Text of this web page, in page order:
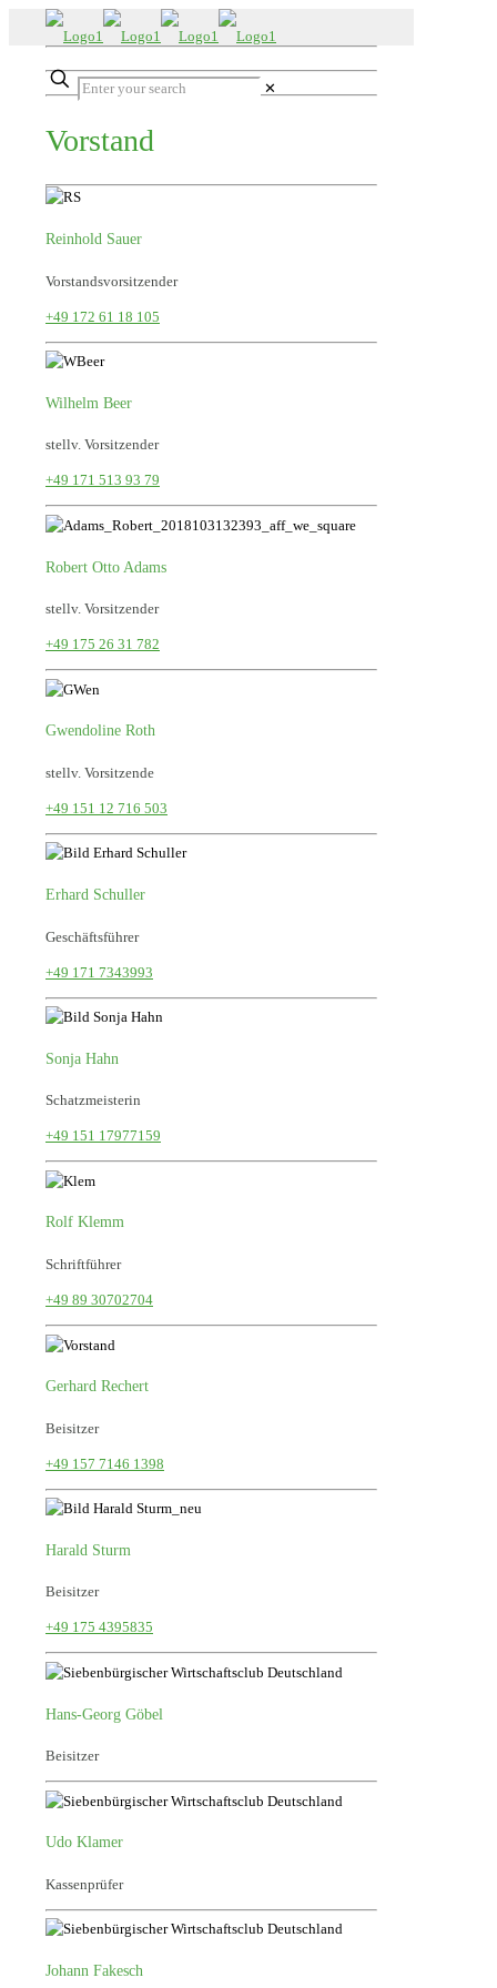
✕
Vorstand
Reinhold Sauer
Vorstandsvorsitzender
+49 172 61 18 105
Wilhelm Beer
stellv. Vorsitzender
+49 171 513 93 79
Robert Otto Adams
stellv. Vorsitzender
+49 175 26 31 782
Gwendoline Roth
stellv. Vorsitzende
+49 151 12 716 503
Erhard Schuller
Geschäftsführer
+49 171 7343993
Sonja Hahn
Schatzmeisterin
+49 151 17977159
Rolf Klemm
Schriftführer
+49 89 30702704
Gerhard Rechert
Beisitzer
+49 157 7146 1398
Harald Sturm
Beisitzer
+49 175 4395835
Hans-Georg Göbel
Beisitzer
Udo Klamer
Kassenprüfer
Johann Fakesch